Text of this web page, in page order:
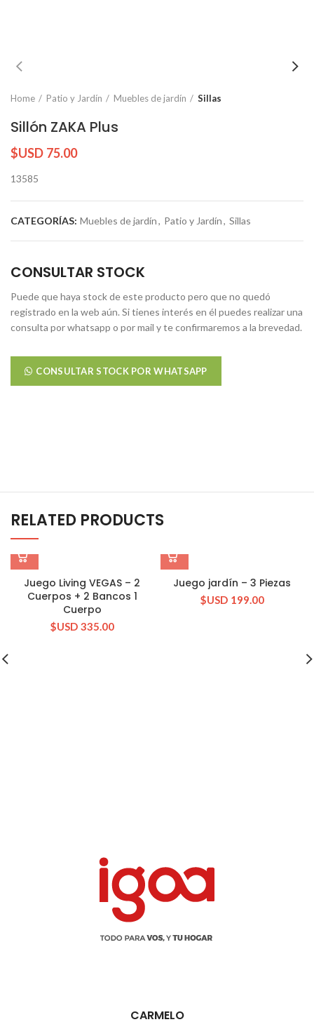
Home Patio y Jardín Muebles de jardín Sillas
Sillón ZAKA Plus
$USD 75.00
13585
CATEGORÍAS: Muebles de jardín, Patio y Jardín, Sillas
CONSULTAR STOCK
Puede que haya stock de este producto pero que no quedó
registrado en la web aún. Si tienes interés en él puedes realizar una
consulta por whatsapp o por mail y te confirmaremos a la brevedad.
CONSULTAR STOCK POR WHATSAPP
RELATED PRODUCTS
Juego Living VEGAS – 2
Cuerpos + 2 Bancos 1
Cuerpo
$USD 335.00
Juego jardín – 3 Piezas
$USD 199.00
CARMELO